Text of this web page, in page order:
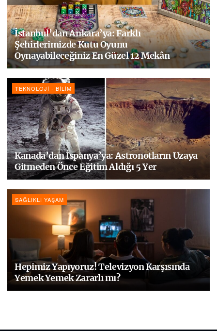
İstanbul’dan Ankara’ya: Farklı
Şehirlerimizde Kutu Oyunu
Oynayabileceğiniz En Güzel 12 Mekân
TEKNOLOJI - BILIM
Kanada’dan İspanya’ya: Astronotların Uzaya
Gitmeden Önce Eğitim Aldığı 5 Yer
SAĞLIKLI YAŞAM
Hepimiz Yapıyoruz! Televizyon Karşısında
Yemek Yemek Zararlı mı?